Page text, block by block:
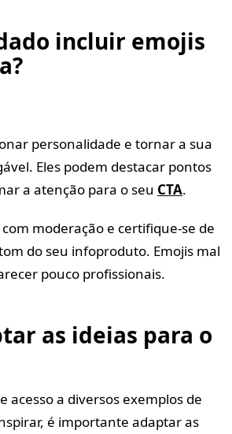
incluir emojis
personalidade e tornar a sua
Eles podem destacar pontos
a atenção para o seu CTA.
moderação e certifique-se de
do seu infoproduto. Emojis mal
pouco profissionais.
as ideias para o
acesso a diversos exemplos de
é importante adaptar as